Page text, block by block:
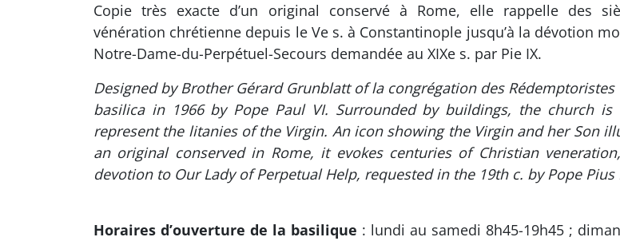
Copie très exacte d’un original conservé à Rome, elle rappelle des
vénération chrétienne depuis le Ve s. à Constantinople jusqu’à la dévotion
Notre-Dame-du-Perpétuel-Secours demandée au XIXe s. par Pie IX.
Designed by Brother Gérard Grunblatt of la congrégation des
basilica in 1966 by Pope Paul VI. Surrounded by buildings, the church
represent the litanies of the Virgin. An icon showing the Virgin and her Son
an original conserved in Rome, it evokes centuries of Christian
devotion to Our Lady of Perpetual Help, requested in the 19th c. by Pope Pius
Horaires d’ouverture de la basilique : lundi au samedi 8h45-19h45 ;